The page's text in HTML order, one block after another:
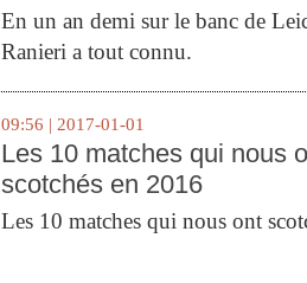
En un an demi sur le banc de
Ranieri a tout connu.
09:56 | 2017-01-01
Les 10 matches qui nous
scotchés en 2016
Les 10 matches qui nous ont